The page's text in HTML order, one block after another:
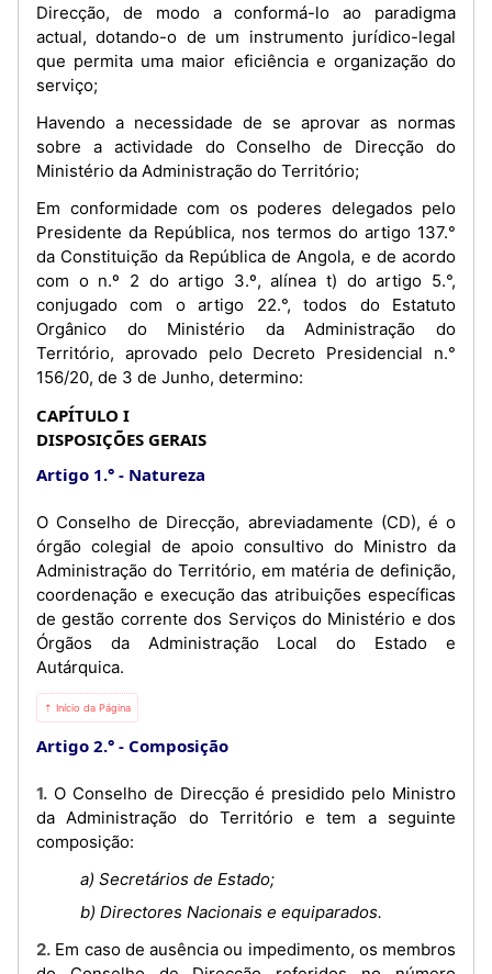
Direcção, de modo a conformá-lo ao paradigma
actual, dotando-o de um instrumento jurídico-legal
que permita uma maior eficiência e organização do
serviço;
Havendo a necessidade de se aprovar as normas
sobre a actividade do Conselho de Direcção do
Ministério da Administração do Território;
Em conformidade com os poderes delegados pelo
Presidente da República, nos termos do artigo 137.°
da Constituição da República de Angola, e de acordo
com o n.º 2 do artigo 3.º, alínea t) do artigo 5.°,
conjugado com o artigo 22.°, todos do Estatuto
Orgânico do Ministério da Administração do
Território, aprovado pelo Decreto Presidencial n.°
156/20, de 3 de Junho, determino:
CAPÍTULO I
DISPOSIÇÕES GERAIS
Artigo 1.°
Natureza
O Conselho de Direcção, abreviadamente (CD), é o
órgão colegial de apoio consultivo do Ministro da
Administração do Território, em matéria de definição,
coordenação e execução das atribuições específicas
de gestão corrente dos Serviços do Ministério e dos
Órgãos da Administração Local do Estado e
Autárquica.
⇡ Início da Página
Artigo 2.° Composição
1. O Conselho de Direcção é presidido pelo Ministro
da Administração do Território e tem a seguinte
composição:
a) Secretários de Estado;
b) Directores Nacionais e equiparados.
2. Em caso de ausência ou impedimento, os membros